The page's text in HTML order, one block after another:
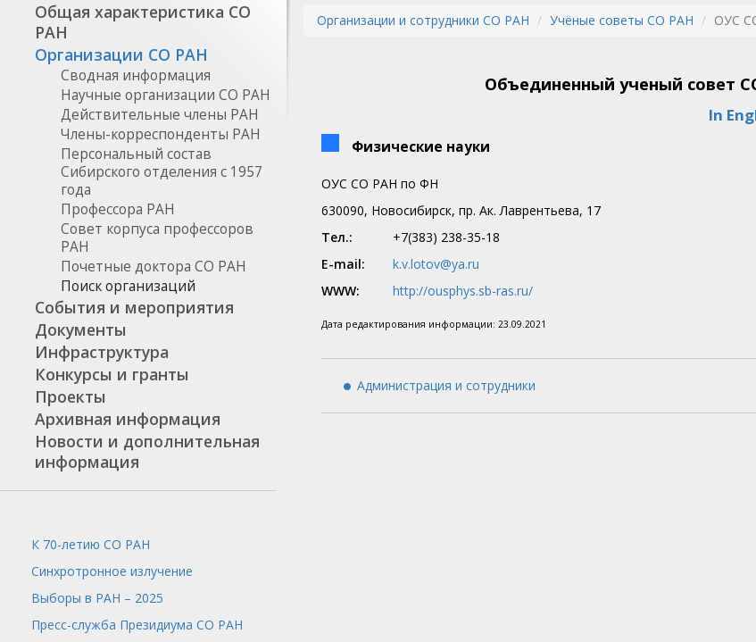
Общая характеристика СО
РАН
Организации СО РАН
Сводная информация
Научные организации СО РАН
Действительные члены РАН
Члены-корреспонденты РАН
Персональный состав
Сибирского отделения с 1957
года
Профессора РАН
Совет корпуса профессоров
РАН
Почетные доктора СО РАН
Поиск организаций
События и мероприятия
Документы
Инфраструктура
Конкурсы и гранты
Проекты
Архивная информация
Новости и дополнительная
информация
К 70-летию СО РАН
Синхротронное излучение
Выборы в РАН – 2025
Пресс-служба Президиума СО РАН
Организации и сотрудники СО РАН Учёные советы СО РАН ОУС
Объединенный ученый совет
In
Физические науки
ОУС СО РАН по ФН
630090, Новосибирск, пр. Ак. Лаврентьева, 17
Тел.:
+7(383) 238-35-18
E-mail:
k.v.lotov@ya.ru
WWW:
http://ousphys.sb-ras.ru/
Дата редактирования информации: 23.09.2021
Администрация и сотрудники